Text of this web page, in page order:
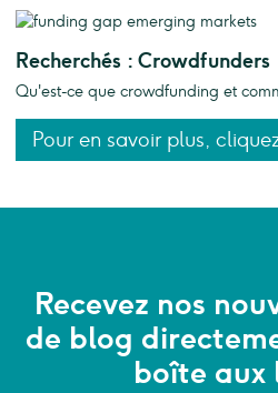
Recherchés : Crowdfunders
Qu'est-ce que crowdfunding et
Pour en savoir plus,
Recevez nos
de blog
boîte aux